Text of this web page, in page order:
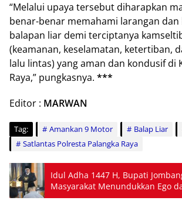
“Melalui upaya tersebut diharapkan
benar-benar memahami larangan dan
balapan liar demi terciptanya
(keamanan, keselamatan, ketertiban,
lalu lintas) yang aman dan kondusif di
Raya,” pungkasnya. ***
Editor : MARWAN
Tag: Amankan 9 Motor Balap Liar
Satlantas Polresta Palangka Raya
Idul Adha 1447 H, Bupati
Masyarakat Menundukkan Ego
Keperdulian Sosial